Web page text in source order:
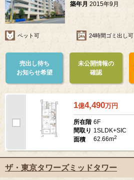
築年月 2015年9月
ペット可 24時間ゴミ出し可
売出し待ち
お知らせ希望
未公開情報の
確認
1億4,490万円
所在階 6F
間取り 1SLDK+SIC
面積
62.66m2
ザ・東京タワーズミッドタワー